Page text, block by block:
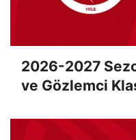
2026-2027
ve Gözlemci